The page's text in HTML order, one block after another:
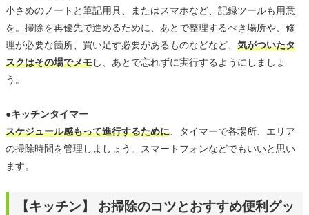
小さめのノートと筆記用具、またはスマホなど、記録ツールも用意
を。掃除を再優先で進めるために、あとで整理するべき場所や、修
理が必要な箇所、買い足す必要があるものなどなど、 気がついたタ
スクはその場でメモし、あとで忘れずに実行するようにしましょ
う。
●キッチンタイマー
スケジュール感もって進行するために 、タイマーで各場所、エリア
の掃除時間を管理しましょう。スマートフォンなどでもいいと思い
ます。
【キッチン】 お掃除のコツとおすすめ便利グッ